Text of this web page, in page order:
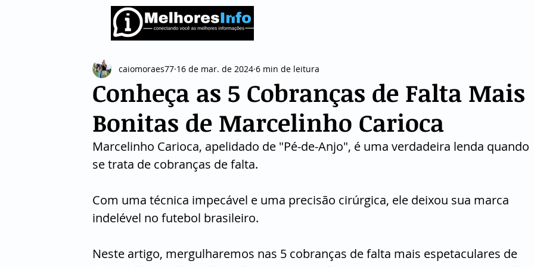
Conheça as 5 Cobranças de Falta Mais
Bonitas de Marcelinho Carioca
caiomoraes77 16 de mar. de 2024 6 min de leitura
Marcelinho Carioca, apelidado de "Pé-de-Anjo", é uma verdadeira lenda quando
se trata de cobranças de falta.
Com uma técnica impecável e uma precisão cirúrgica, ele deixou sua marca
indelével no futebol brasileiro.
Neste artigo, mergulharemos nas 5 cobranças de falta mais espetaculares de